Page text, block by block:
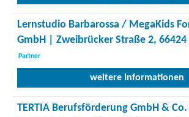
Lernstudio Barbarossa / MegaKids
GmbH | Zweibrücker Straße 2,
Partner
weitere Informationen
TERTIA Berufsförderung GmbH & Co.